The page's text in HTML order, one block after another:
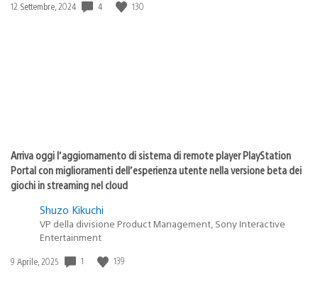
Data
12 Settembre, 2024 4 130
Arriva oggi l’aggiornamento di sistema di remote player PlayStation
Portal con miglioramenti dell’esperienza utente nella versione beta dei
giochi in streaming nel cloud
Shuzo Kikuchi
VP della divisione Product Management, Sony Interactive
Entertainment
Data
9 Aprile, 2025 1 139